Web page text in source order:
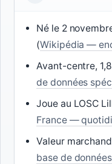
Né le 2
(Wikipédia —
Avant-centre,
de données
Joue au LOSC
France —
Valeur
base de